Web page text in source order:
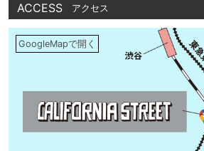
ACCESS アクセス
GoogleMapで開く